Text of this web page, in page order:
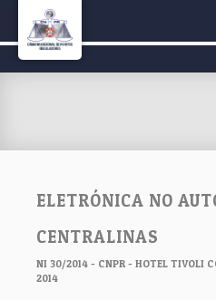
ELETRÓNICA NO
CENTRALINAS
NI 30/2014 - CNPR - HOTEL TIVOLI
2014